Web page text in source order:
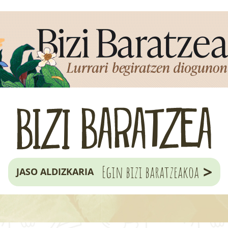
JASO ALDIZKARIA Egin bizi baratzeakoa >